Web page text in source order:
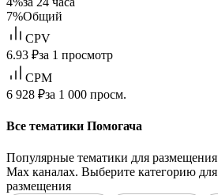
7%Общий
CPV
6.93 ₽за 1 просмотр
CPM
6 928 ₽за 1 000 просм.
Все тематики Помогача
Популярные тематики для
Max каналах. Выберите категорию
размещения